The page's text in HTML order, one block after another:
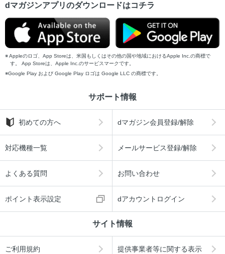
dマガジンアプリのダウンロードはコチラ
Appleのロゴ、App Storeは、米国もしくはその他の国や地域におけるApple Inc.の商標で
す。 App Storeは、Apple Inc.のサービスマークです。
Google Play および Google Play ロゴは Google LLC の商標です。
サポート情報
初めての方へ dマガジン会員登録/解除
対応機種一覧 メールサービス登録/解除
よくある質問 お問い合わせ
ポイント表示設定 dアカウントログイン
サイト情報
ご利用規約 提供事業者等に関する表示